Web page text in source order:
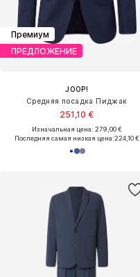
Премиум
ПРЕДЛОЖЕНИЕ
JOOP!
Средняя посадка Пиджак
251,10 €
Изначальная цена: 279,00 €
Последняя самая низкая цена:224,10 €